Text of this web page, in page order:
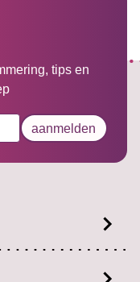
tips en
aanmelden